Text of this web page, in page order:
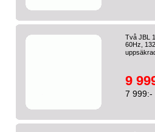
Två JBL
60Hz,
9
7 999:-